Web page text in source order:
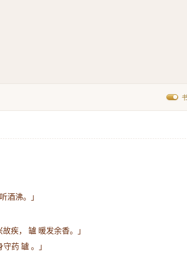
酒沸。」
故疾， 罏 暖发余香。」
药 罏 。」